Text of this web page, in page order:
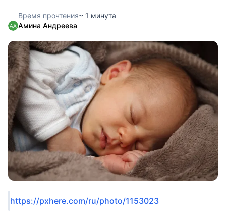
Время прочтения~ 1 минута
Амина Андреева
https://pxhere.com/ru/photo/1153023